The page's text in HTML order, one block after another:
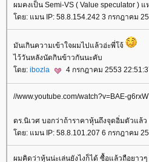
ผมคงเป็น Semi-VS ( Value speculator ) แ
ดย: แมน IP: 58.8.154.242 3 กรกฎาคม
มันเกินความเข้าใจผมไปแล้วอ่ะพี่โจ้
ไว้วันหลังนัดกินข้าวกันนะคับ
ดย: ibozla 4 กรกฎาคม 2553
//www.youtube.com/watch?v=BAE-
ดร.นิเวศ บอกว่าถ้าราคาหุ้นถึงจุดอิ่มตัวแล้
ดย: แมน IP: 58.8.101.207 6 กรกฎาคม
ผมคิดว่าหุ้นน่ะเล่นยังไงก็ได้ ซื้อแล้วถือยาวๆ